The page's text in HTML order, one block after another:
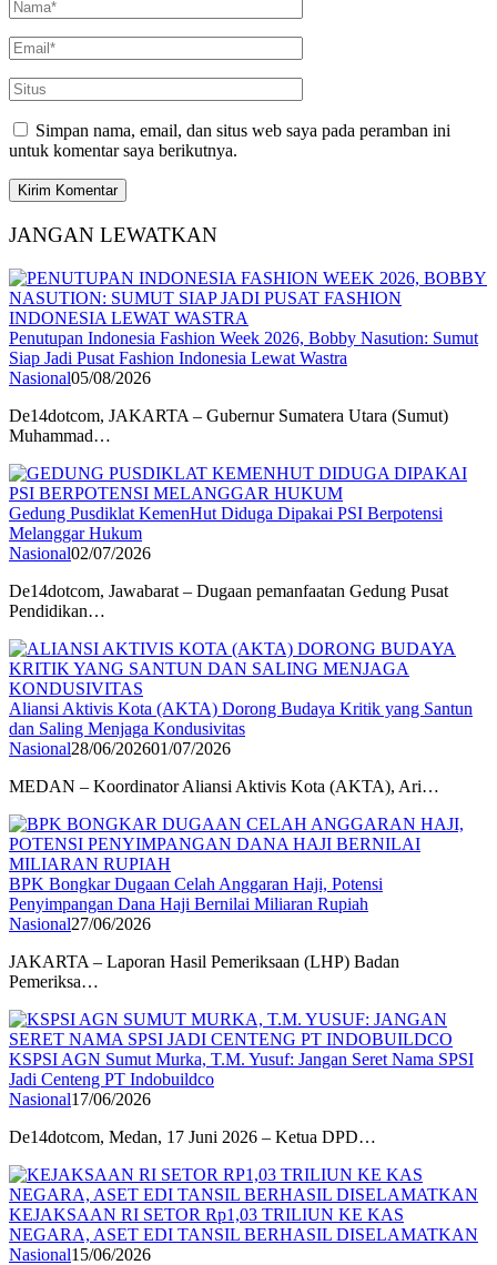
Simpan nama, email, dan situs web saya pada peramban ini
untuk komentar saya berikutnya.
JANGAN LEWATKAN
Penutupan Indonesia Fashion Week 2026, Bobby Nasution: Sumut
Siap Jadi Pusat Fashion Indonesia Lewat Wastra
Nasional05/08/2026
De14dotcom, JAKARTA – Gubernur Sumatera Utara (Sumut)
Muhammad…
Gedung Pusdiklat KemenHut Diduga Dipakai PSI Berpotensi
Melanggar Hukum
Nasional02/07/2026
De14dotcom, Jawabarat – Dugaan pemanfaatan Gedung Pusat
Pendidikan…
Aliansi Aktivis Kota (AKTA) Dorong Budaya Kritik yang Santun
dan Saling Menjaga Kondusivitas
Nasional28/06/202601/07/2026
MEDAN – Koordinator Aliansi Aktivis Kota (AKTA), Ari…
BPK Bongkar Dugaan Celah Anggaran Haji, Potensi
Penyimpangan Dana Haji Bernilai Miliaran Rupiah
Nasional27/06/2026
JAKARTA – Laporan Hasil Pemeriksaan (LHP) Badan
Pemeriksa…
KSPSI AGN Sumut Murka, T.M. Yusuf: Jangan Seret Nama SPSI
Jadi Centeng PT Indobuildco
Nasional17/06/2026
De14dotcom, Medan, 17 Juni 2026 – Ketua DPD…
KEJAKSAAN RI SETOR Rp1,03 TRILIUN KE KAS
NEGARA, ASET EDI TANSIL BERHASIL DISELAMATKAN
Nasional15/06/2026